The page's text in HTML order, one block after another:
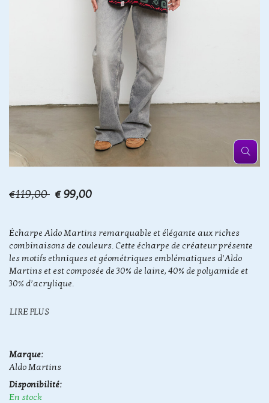
€119,00 € 99,00
Écharpe Aldo Martins remarquable et élégante aux riches
combinaisons de couleurs. Cette écharpe de créateur présente
les motifs ethniques et géométriques emblématiques d’Aldo
Martins et est composée de 30% de laine, 40% de polyamide et
30% d’acrylique.
LIRE PLUS
Marque:
Aldo Martins
Disponibilité:
En stock